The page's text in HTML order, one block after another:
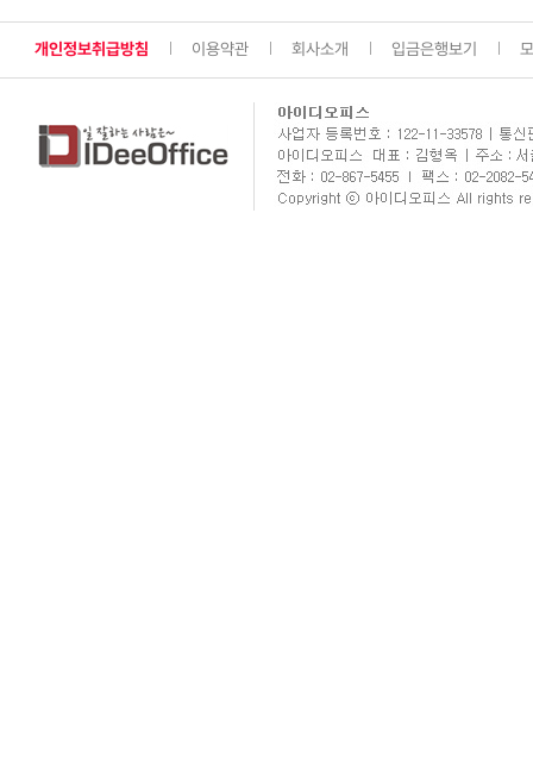
개인정보취급방침 이용약관 회사소개 입금은행보기